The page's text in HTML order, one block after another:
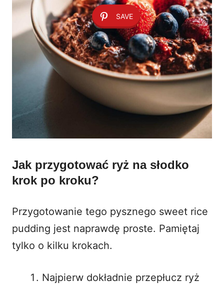
SAVE
Jak przygotować ryż na słodko
krok po kroku?
Przygotowanie tego pysznego sweet rice
pudding jest naprawdę proste. Pamiętaj
tylko o kilku krokach.
Najpierw dokładnie przepłucz ryż